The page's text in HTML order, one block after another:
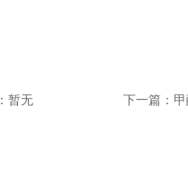
暂无 下一篇：